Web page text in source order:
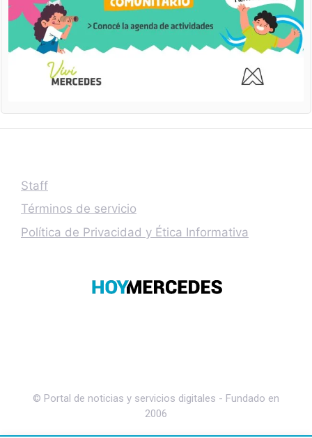
Staff
Términos de servicio
Política de Privacidad y Ética Informativa
© Portal de noticias y servicios digitales - Fundado en
2006